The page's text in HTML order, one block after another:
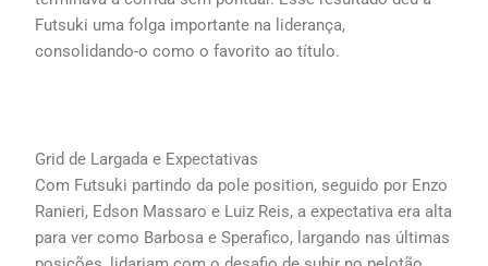
Futsuki uma folga importante na liderança,
consolidando-o como o favorito ao título.
Grid de Largada e Expectativas
Com Futsuki partindo da pole position, seguido por Enzo
Ranieri, Edson Massaro e Luiz Reis, a expectativa era alta
para ver como Barbosa e Sperafico, largando nas últimas